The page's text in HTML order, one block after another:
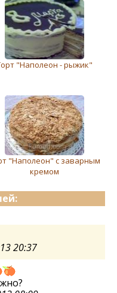
"Наполеон - рыжик"
"Наполеон" с заварным
кремом
20:37